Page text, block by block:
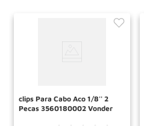
clips Para Cabo Aco 1/8'' 2
Pecas 3560180002 Vonder